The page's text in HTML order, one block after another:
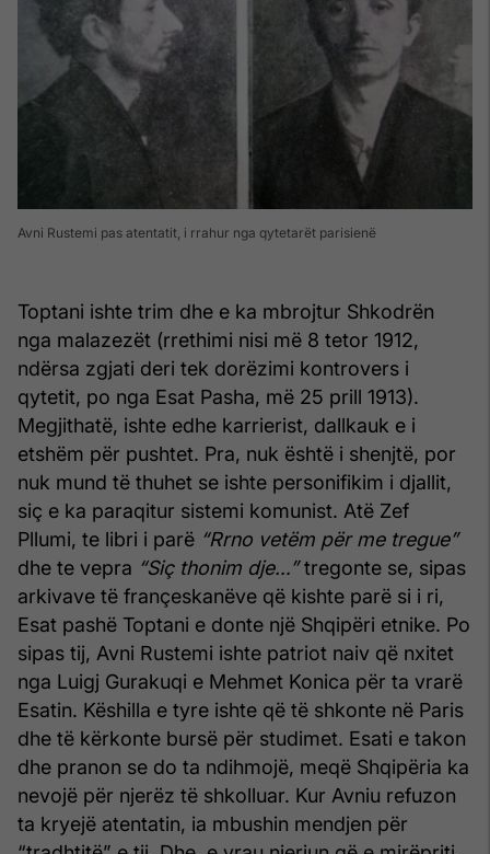
Avni Rustemi pas atentatit, i rrahur nga qytetarët parisienë
Toptani ishte trim dhe e ka mbrojtur Shkodrën
nga malazezët (rrethimi nisi më 8 tetor 1912,
ndërsa zgjati deri tek dorëzimi kontrovers i
qytetit, po nga Esat Pasha, më 25 prill 1913).
Megjithatë, ishte edhe karrierist, dallkauk e i
etshëm për pushtet. Pra, nuk është i shenjtë, por
nuk mund të thuhet se ishte personifikim i djallit,
siç e ka paraqitur sistemi komunist. Atë Zef
Pllumi, te libri i parë “Rrno vetëm për me tregue”
dhe te vepra “Siç thonim dje…”tregonte se, sipas
arkivave të françeskanëve që kishte parë si i ri,
Esat pashë Toptani e donte një Shqipëri etnike. Po
sipas tij, Avni Rustemi ishte patriot naiv që nxitet
nga Luigj Gurakuqi e Mehmet Konica për ta vrarë
Esatin. Këshilla e tyre ishte që të shkonte në Paris
dhe të kërkonte bursë për studimet. Esati e takon
dhe pranon se do ta ndihmojë, meqë Shqipëria ka
nevojë për njerëz të shkolluar. Kur Avniu refuzon
ta kryejë atentatin, ia mbushin mendjen për